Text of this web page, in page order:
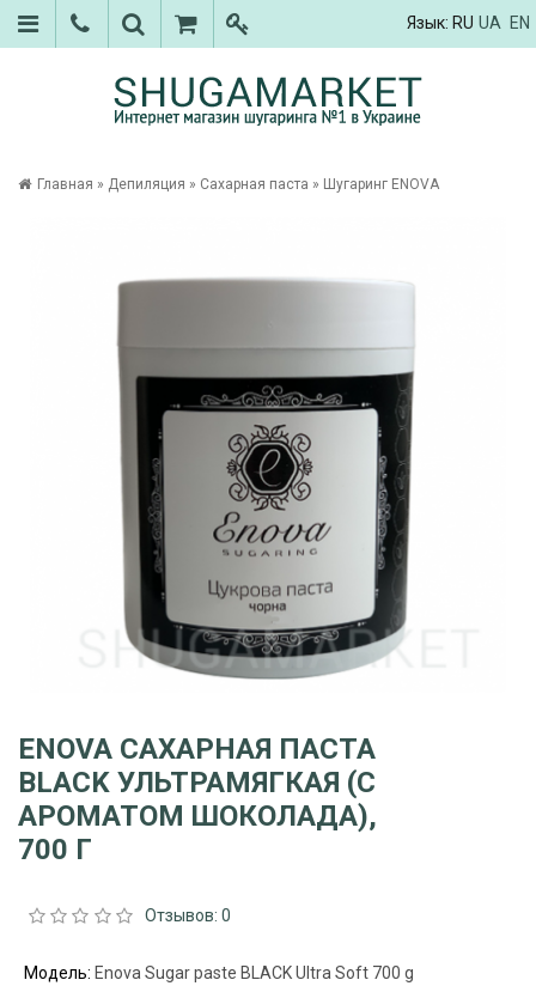
Язык: RU UA EN
Главная » Депиляция » Сахарная паста » Шугаринг ENOVA
ENOVA САХАРНАЯ ПАСТА
BLACK УЛЬТРАМЯГКАЯ (С
АРОМАТОМ ШОКОЛАДА),
700 Г
Отзывов: 0
Модель: Enova Sugar paste BLACK Ultra Soft 700 g